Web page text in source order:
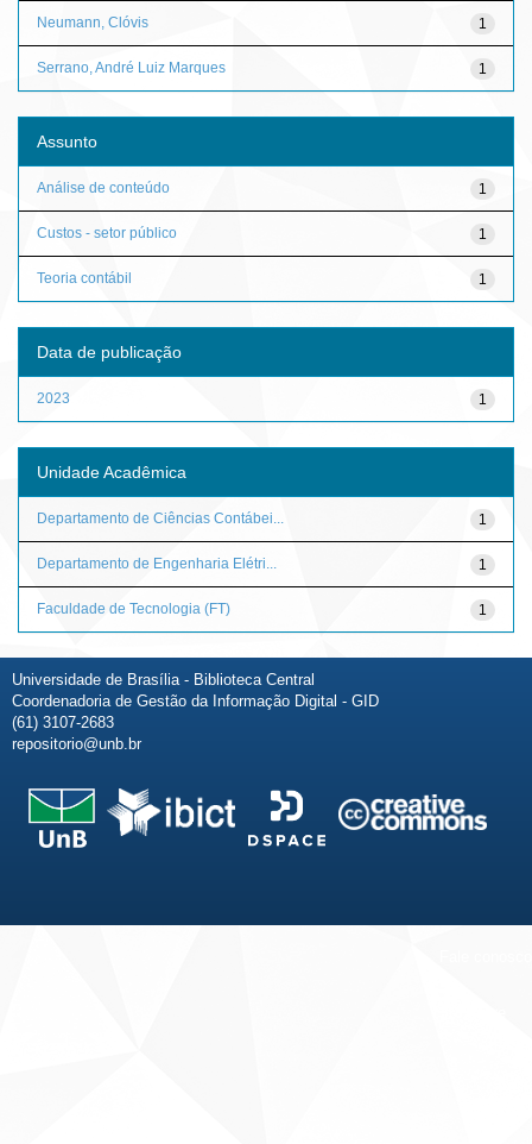
1
Neumann, Clóvis
1
Serrano, André Luiz Marques
Assunto
1
Análise de conteúdo
1
Custos - setor público
1
Teoria contábil
Data de publicação
1
2023
Unidade Acadêmica
1
Departamento de Ciências Contábei...
1
Departamento de Engenharia Elétri...
1
Faculdade de Tecnologia (FT)
Universidade de Brasília - Biblioteca Central
Coordenadoria de Gestão da Informação Digital - GID
(61) 3107-2683
repositorio@unb.br